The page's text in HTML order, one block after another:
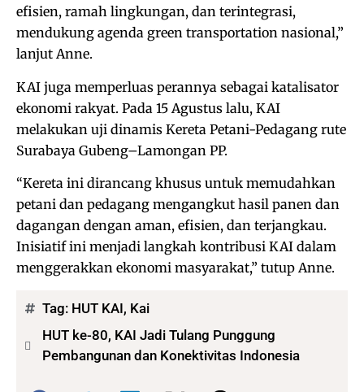
efisien, ramah lingkungan, dan terintegrasi,
mendukung agenda green transportation nasional,”
lanjut Anne.
KAI juga memperluas perannya sebagai katalisator
ekonomi rakyat. Pada 15 Agustus lalu, KAI
melakukan uji dinamis Kereta Petani-Pedagang rute
Surabaya Gubeng–Lamongan PP.
“Kereta ini dirancang khusus untuk memudahkan
petani dan pedagang mengangkut hasil panen dan
dagangan dengan aman, efisien, dan terjangkau.
Inisiatif ini menjadi langkah kontribusi KAI dalam
menggerakkan ekonomi masyarakat,” tutup Anne.
Tag: HUT KAI, Kai
HUT ke-80, KAI Jadi Tulang Punggung
Pembangunan dan Konektivitas Indonesia
Bagikan: